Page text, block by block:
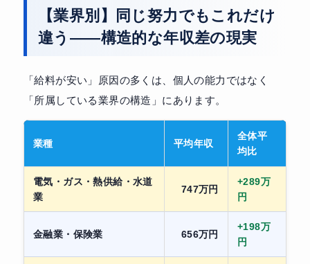
【業界別】同じ努力でもこれだけ
違う——構造的な年収差の現実
「給料が安い」原因の多くは、個人の能力ではなく
「所属している業界の構造」にあります。
業種 平均年収
全体平
均比
電気・ガス・熱供給・水道
業
747万円
+289万
円
金融業・保険業 656万円
+198万
円